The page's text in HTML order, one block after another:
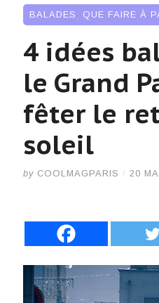
BALADES , QUE FAIRE À
4 idées
le Grand
fêter le
soleil
by COOLMAGPARIS / 20